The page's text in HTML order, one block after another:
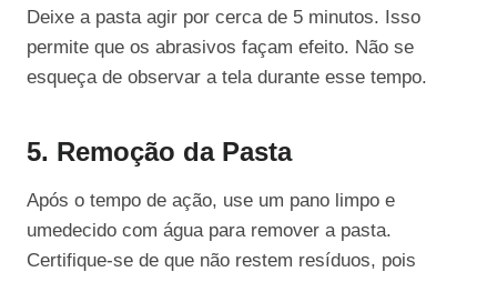
Deixe a pasta agir por cerca de 5 minutos. Isso
permite que os abrasivos façam efeito. Não se
esqueça de observar a tela durante esse tempo.
5. Remoção da Pasta
Após o tempo de ação, use um pano limpo e
umedecido com água para remover a pasta.
Certifique-se de que não restem resíduos, pois